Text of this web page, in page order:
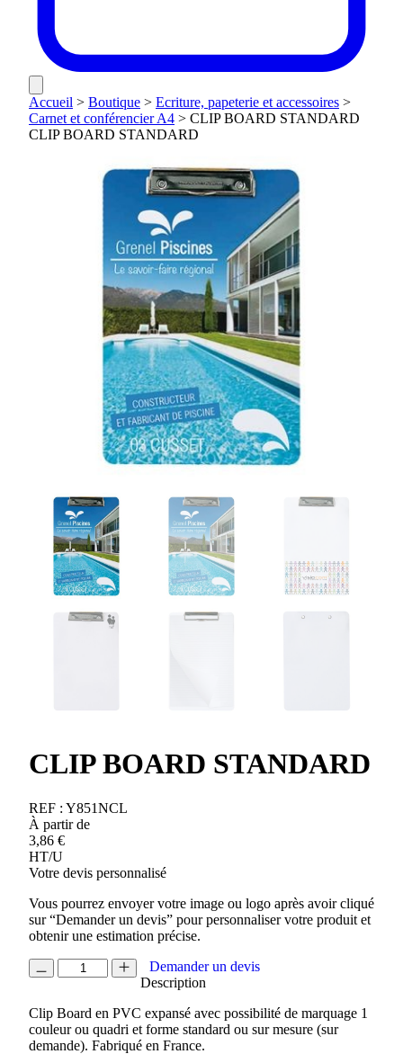
Accueil > Boutique > Ecriture, papeterie et accessoires >
Carnet et conférencier A4 > CLIP BOARD STANDARD
CLIP BOARD STANDARD
CLIP BOARD STANDARD
REF : Y851NCL
À partir de
3,86 €
HT/U
Votre devis personnalisé
Vous pourrez envoyer votre image ou logo après avoir cliqué
sur “Demander un devis” pour personnaliser votre produit et
obtenir une estimation précise.
quantité
de
BOARD
STANDARD
Demander un devis
Description
Clip Board en PVC expansé avec possibilité de marquage 1
couleur ou quadri et forme standard ou sur mesure (sur
demande). Fabriqué en France.